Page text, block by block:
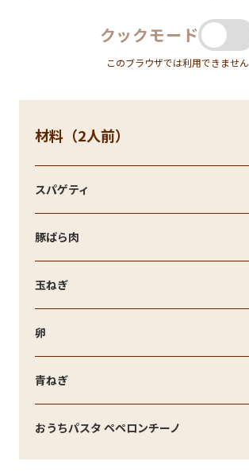
クックモード
このブラウザでは利用できません
材料（2人前）
スパゲティ
豚ばら肉
玉ねぎ
卵
青ねぎ
おうちパスタ ペペロンチーノ